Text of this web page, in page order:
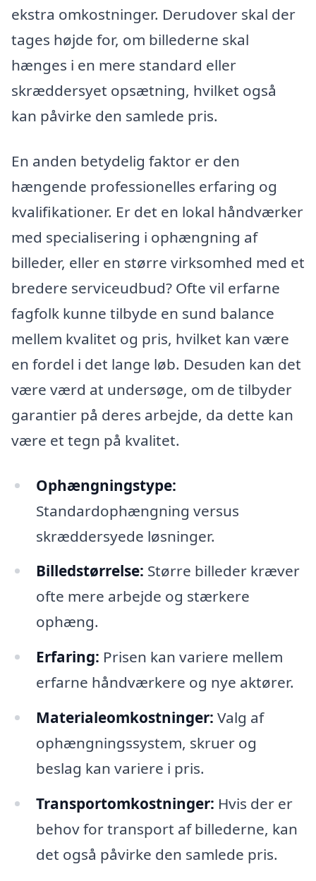
ekstra omkostninger. Derudover skal der
tages højde for, om billederne skal
hænges i en mere standard eller
skræddersyet opsætning, hvilket også
kan påvirke den samlede pris.
En anden betydelig faktor er den
hængende professionelles erfaring og
kvalifikationer. Er det en lokal håndværker
med specialisering i ophængning af
billeder, eller en større virksomhed med et
bredere serviceudbud? Ofte vil erfarne
fagfolk kunne tilbyde en sund balance
mellem kvalitet og pris, hvilket kan være
en fordel i det lange løb. Desuden kan det
være værd at undersøge, om de tilbyder
garantier på deres arbejde, da dette kan
være et tegn på kvalitet.
Ophængningstype:
Standardophængning versus
skræddersyede løsninger.
Billedstørrelse: Større billeder kræver
ofte mere arbejde og stærkere
ophæng.
Erfaring: Prisen kan variere mellem
erfarne håndværkere og nye aktører.
Materialeomkostninger: Valg af
ophængningssystem, skruer og
beslag kan variere i pris.
Transportomkostninger: Hvis der er
behov for transport af billederne, kan
det også påvirke den samlede pris.